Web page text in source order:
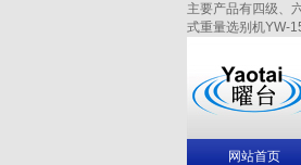
主要产品有四级、
式重量选别机YW-
网站首页